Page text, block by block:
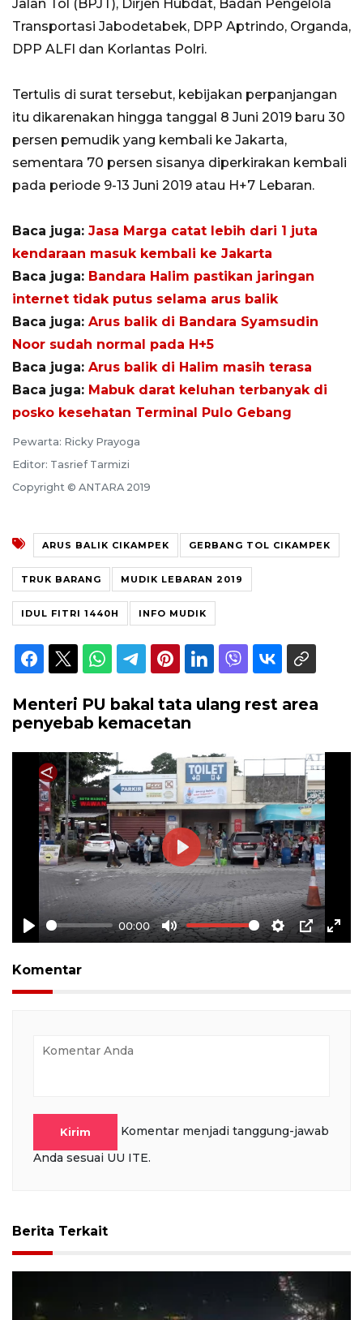
Jalan Tol (BPJT), Dirjen Hubdat, Badan Pengelola
Transportasi Jabodetabek, DPP Aptrindo, Organda,
DPP ALFI dan Korlantas Polri.
Tertulis di surat tersebut, kebijakan perpanjangan
itu dikarenakan hingga tanggal 8 Juni 2019 baru 30
persen pemudik yang kembali ke Jakarta,
sementara 70 persen sisanya diperkirakan kembali
pada periode 9-13 Juni 2019 atau H+7 Lebaran.
Baca juga: Jasa Marga catat lebih dari 1 juta
kendaraan masuk kembali ke Jakarta
Baca juga: Bandara Halim pastikan jaringan
internet tidak putus selama arus balik
Baca juga: Arus balik di Bandara Syamsudin
Noor sudah normal pada H+5
Baca juga: Arus balik di Halim masih terasa
Baca juga: Mabuk darat keluhan terbanyak di
posko kesehatan Terminal Pulo Gebang
Pewarta: Ricky Prayoga
Editor: Tasrief Tarmizi
Copyright © ANTARA 2019
ARUS BALIK CIKAMPEK GERBANG TOL CIKAMPEK
TRUK BARANG MUDIK LEBARAN 2019
IDUL FITRI 1440H INFO MUDIK
Menteri PU bakal tata ulang rest area
penyebab kemacetan
Play
00:00
Mute Settings
PIP
Play
Komentar
Kirim
Komentar menjadi tanggung-jawab
Anda sesuai UU ITE.
Berita Terkait